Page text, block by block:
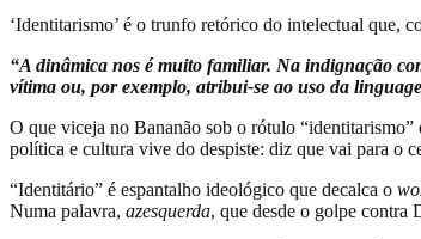
‘Identitarismo’ é o trunfo retórico do intelectual que,
“A dinâmica nos é muito familiar. Na indignação
vítima ou, por exemplo, atribui-se ao uso da
O que viceja no Bananão sob o rótulo
política e cultura vive do despiste: diz que vai para o
“Identitário” é espantalho ideológico que decalca o
Numa palavra, azesquerda, que desde o golpe contra